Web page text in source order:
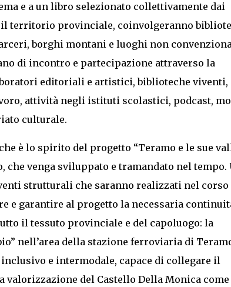
e a un libro selezionato collettivamente dai
territorio provinciale, coinvolgeranno
borghi montani e luoghi non
di incontro e partecipazione attraverso la
editoriali e artistici, biblioteche viventi,
attività negli istituti scolastici, podcast,
culturale.
è lo spirito del progetto “Teramo e le sue
venga sviluppato e tramandato nel tempo.
strutturali che saranno realizzati nel corso
e garantire al progetto la necessaria
il tessuto provinciale e del capoluogo: la
nell’area della stazione ferroviaria di
e intermodale, capace di collegare il
del Castello Della Monica come